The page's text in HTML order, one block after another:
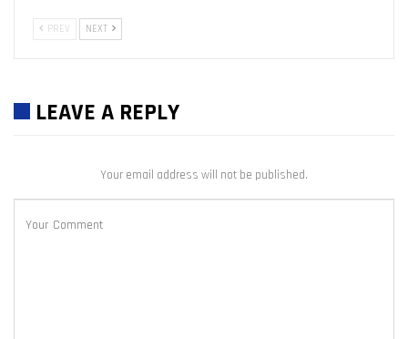
PREV NEXT
LEAVE A REPLY
Your email address will not be published.